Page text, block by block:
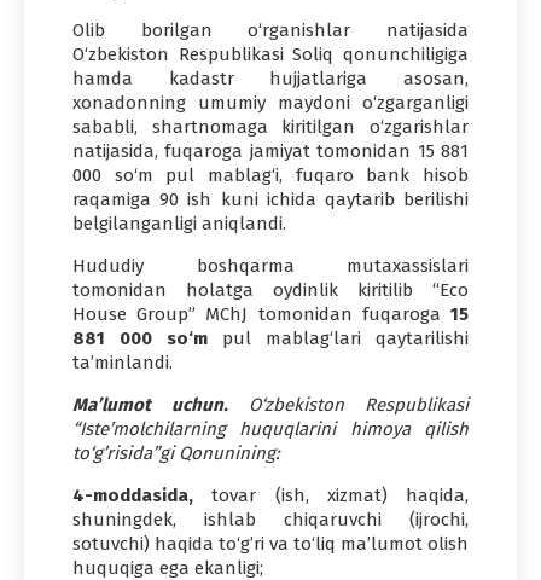
Olib borilgan o‘rganishlar natijasida
O‘zbekiston Respublikasi Soliq qonunchiligiga
hamda kadastr hujjatlariga asosan,
xonadonning umumiy maydoni o‘zgarganligi
sababli, shartnomaga kiritilgan o‘zgarishlar
natijasida, fuqaroga jamiyat tomonidan 15 881
000 so‘m pul mablag‘i, fuqaro bank hisob
raqamiga 90 ish kuni ichida qaytarib berilishi
belgilanganligi aniqlandi.
Hududiy boshqarma mutaxassislari
tomonidan holatga oydinlik kiritilib “Eco
House Group” MChJ tomonidan fuqaroga 15
881 000 so‘m pul mablag‘lari qaytarilishi
ta’minlandi.
Ma’lumot uchun.
O‘zbekiston Respublikasi
“Isteʼmolchilarning huquqlarini himoya qilish
to‘gʼrisida”giQonunining:
4-moddasida, tovar (ish, xizmat) haqida,
shuningdek, ishlab chiqaruvchi (ijrochi,
sotuvchi) haqida to‘gʼri va to‘liq maʼlumot olish
huquqiga ega ekanligi;